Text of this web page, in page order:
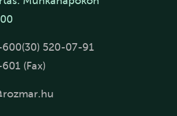
600(30) 520-07-91
(Fax)